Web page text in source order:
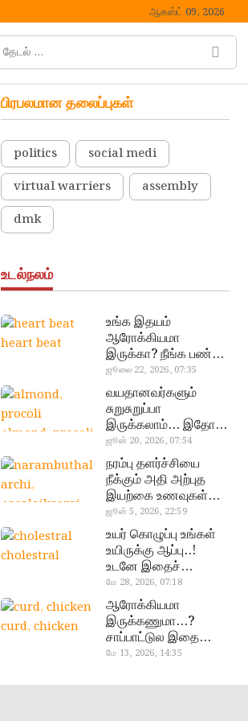
ஆகஸ்ட் 09, 2026
தேடல்
… M
t
o
பிரபலமான தலைப்புகள்
politics
social medi
virtual warriers
assembly
dmk
உடல்நலம்
heart beat
உங்க இதயம்
ஆரோக்கியமா
இருக்கா? நீங்க பண்ண
வேண்டிய எளிய 5
டெஸ்ட்!
ஜூலை 22, 2026, 07:35
almond, procoli
வயதானவர்களும்
சுறுசுறுப்பா
இருக்கலாம்… இதோ
சூப்பர் உணவுகள்!
ஜூன் 20, 2026, 07:54
narambuthalar
chi,
pasalaikeerai
நரம்பு தளர்ச்சியை
நீக்கும் அதி அற்புத
இயற்கை உணவுகள்…
தவற விட்டுறாதீங்க!
ஜூன் 5, 2026, 22:59
cholestral
உயர் கொழுப்பு உங்கள்
உயிருக்கு ஆப்பு..!
உடனே இதைச்
செய்யுங்க!
மே 28, 2026, 07:18
curd, chicken
ஆரோக்கியமா
இருக்கணுமா…?
சாப்பாட்டுல இதை
எல்லாம்
மே 13, 2026, 14:35